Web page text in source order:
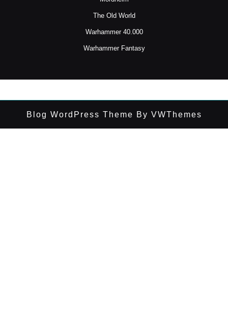
The Old World
Warhammer 40.000
Warhammer Fantasy
Blog WordPress Theme By VWThemes